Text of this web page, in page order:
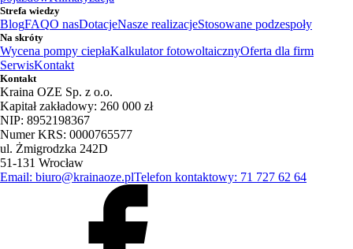
Strefa wiedzy
BlogFAQO nasDotacjeNasze realizacjeStosowane podzespoły
Na skróty
Wycena pompy ciepłaKalkulator fotowoltaicznyOferta dla firm
SerwisKontakt
Kontakt
Kraina OZE Sp. z o.o.
Kapitał zakładowy: 260 000 zł
NIP: 8952198367
Numer KRS: 0000765577
ul. Żmigrodzka 242D
51-131 Wrocław
Email: biuro@krainaoze.plTelefon kontaktowy: 71 727 62 64